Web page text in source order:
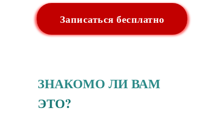
ХОЧУ СОХРАНИТЬ МОЛОДОСТЬ >>
Записаться бесплатно
ЗНАКОМО ЛИ ВАМ
ЭТО?